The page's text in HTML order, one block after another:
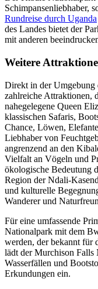
Schimpansenliebhaber,
Rundreise durch Uganda
des Landes bietet der
mit anderen
Weitere
Direkt in der Umgebung
zahlreiche Attraktionen,
nahegelegene Queen
klassischen Safaris,
Chance, Löwen,
Liebhaber von
angrenzend an den
Vielfalt an Vögeln und
ökologische Bedeutung
Region der Ndali-
und kulturelle
Wanderer und
Für eine umfassende
Nationalpark mit dem
werden, der bekannt für
lädt der Murchison Falls
Wasserfällen und
Erkundungen ein.